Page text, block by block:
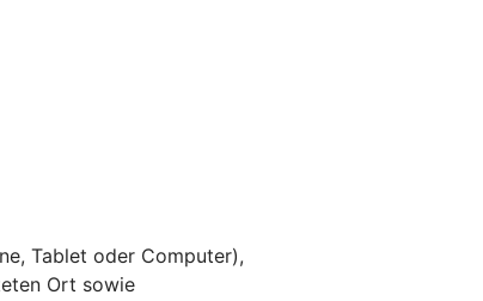
Tablet oder Computer),
Ort sowie